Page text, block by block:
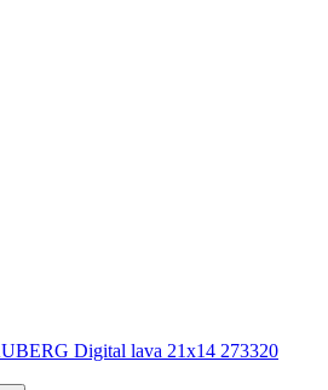
Digital lava 21х14 273320